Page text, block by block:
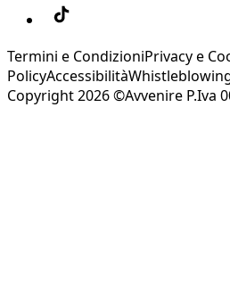
Termini e CondizioniPrivacy e
PolicyAccessibilità
Copyright 2026 ©Avvenire P.Iva